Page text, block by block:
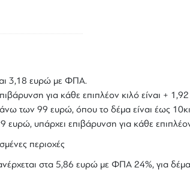
3,18 ευρώ με ΦΠΑ.
για κάθε επιπλέον κιλό είναι +
των 99 ευρώ, όπου το δέμα είναι έως
ευρώ, υπάρχει επιβάρυνση για κάθε
περιοχές
στα 5,86 ευρώ με ΦΠΑ 24%, για